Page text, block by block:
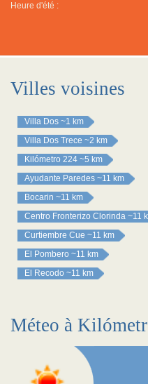
Heure d'été :
Villes voisines
Villa Dos ~1 km
Villa Dos Trece ~2 km
Kilómetro 224 ~5 km
Ayudante Paredes ~11 km
Bocarin ~11 km
Centro Fronterizo Clorinda ~11
Curtiembre Cue ~11 km
El Pombero ~11 km
El Recodo ~11 km
Méteo à